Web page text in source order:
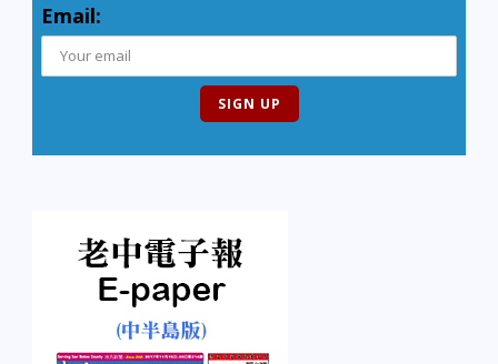
Email: